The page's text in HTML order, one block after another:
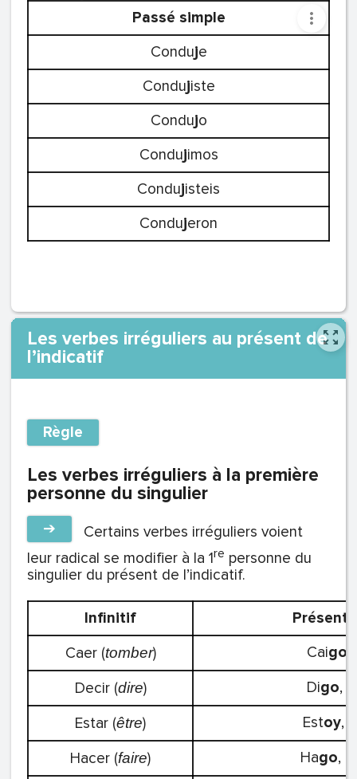
Passé simple
Conduje
Condujiste
Condujo
Condujimos
Condujisteis
Condujeron
Les verbes irréguliers au présent de
l’indicatif
Règle
Les verbes irréguliers à la première
personne du singulier
➔
Certains verbes irréguliers voient
leur radical se modifier à la 1re personne du
singulier du présent de l’indicatif.
Infinitif
Présent
Caer (tomber) Caigo
Decir (dire) Digo,
Estar (être) Estoy,
Hacer (faire) Hago,